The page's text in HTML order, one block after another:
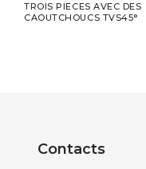
TROIS PIECES AVEC DES
CAOUTCHOUCS TVS45°
Contacts